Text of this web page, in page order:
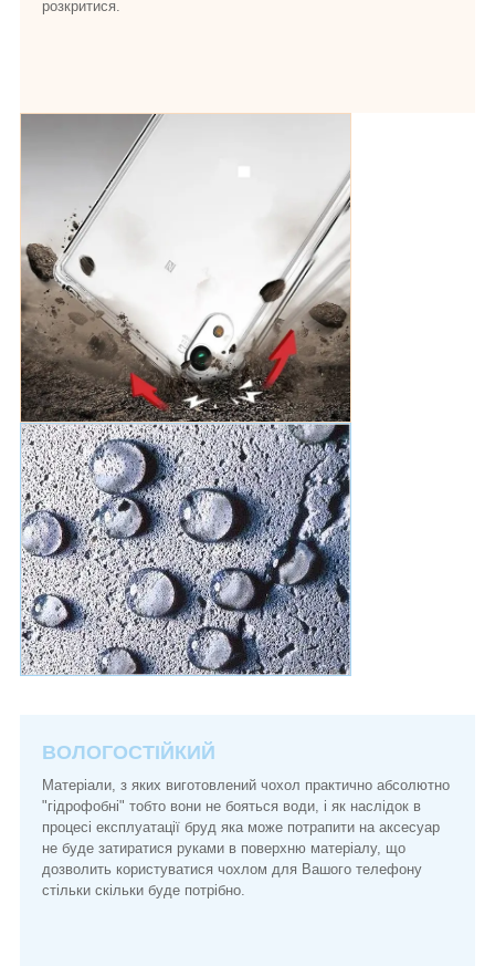
розкритися.
ВОЛОГОСТІЙКИЙ
Матеріали, з яких виготовлений чохол практично абсолютно
"гідрофобні" тобто вони не бояться води, і як наслідок в
процесі експлуатації бруд яка може потрапити на аксесуар
не буде затиратися руками в поверхню матеріалу, що
дозволить користуватися чохлом для Вашого телефону
стільки скільки буде потрібно.